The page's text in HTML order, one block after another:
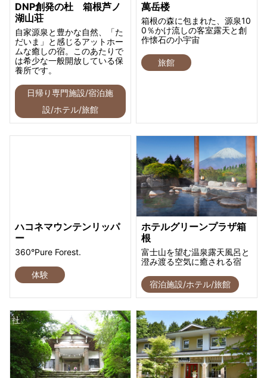
DNP創発の杜 箱根芦ノ
湖山荘
自家源泉と豊かな自然、「た
だいま」と感じるアットホー
ムな癒しの宿。このあたりで
は希少な一般開放している保
養所です。
日帰り専門施設/宿泊施
設/ホテル/旅館
萬岳楼
箱根の森に包まれた、源泉10
0％かけ流しの客室露天と創
作懐石の小宇宙
旅館
ハコネマウンテンリッパ
ー
360°Pure Forest.
体験
ホテルグリーンプラザ箱
根
富士山を望む温泉露天風呂と
澄み渡る空気に癒される宿
宿泊施設/ホテル/旅館